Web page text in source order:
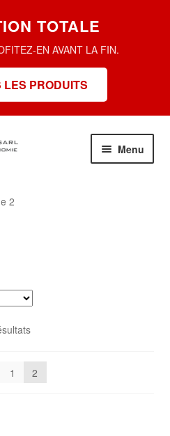
TOTALE
EN AVANT LA FIN.
LES PRODUITS
Menu
2
1 2